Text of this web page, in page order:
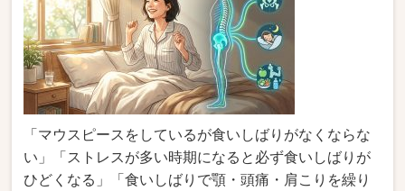
「マウスピースをしているが食いしばりがなくならな
い」「ストレスが多い時期になると必ず食いしばりが
ひどくなる」「食いしばりで顎・頭痛・肩こりを繰り